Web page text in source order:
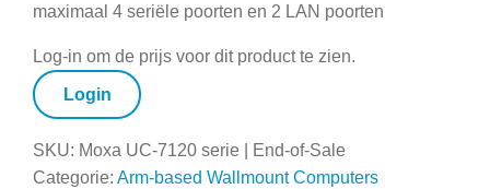
maximaal 4 seriële poorten en 2 LAN poorten
Log-in om de prijs voor dit product te zien.
Login
SKU: Moxa UC-7120 serie | End-of-Sale
Categorie: Arm-based Wallmount Computers